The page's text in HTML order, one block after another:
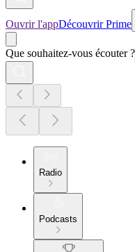
Ouvrir l'appDécouvrir Prime
Que souhaitez-vous écouter ?
Radio
Podcasts